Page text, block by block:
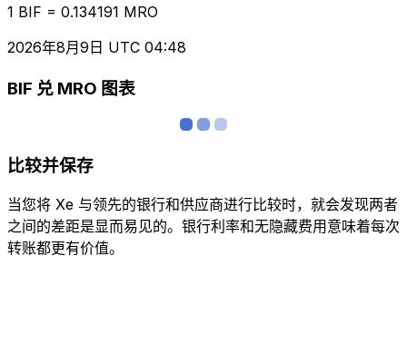
1 BIF = 0.134191 MRO
2026年8月9日 UTC 04:48
BIF 兑 MRO 图表
比较并保存
当您将 Xe 与领先的银行和供应商进行比较时，就会发现两者
之间的差距是显而易见的。银行利率和无隐藏费用意味着每次
转账都更有价值。